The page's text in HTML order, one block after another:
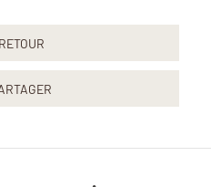
RETOUR